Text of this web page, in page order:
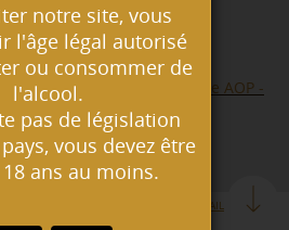
- 2013 - 50 cl Vins d'Alsace AOP -
Pinot Gris
en apéritif ou fin de repas
€ TTC
EN DETAIL
notre site, vous
l'âge légal autorisé
ou consommer de
l'alcool.
pas de législation
vous devez être
ans au moins.